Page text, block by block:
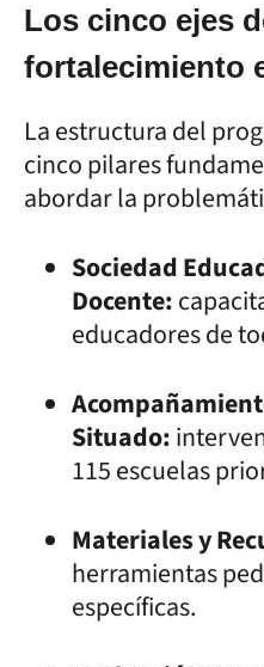
Los cinco ejes
fortalecimiento
La estructura del
cinco pilares
abordar la
Sociedad
Docente:
educadores de
Situado:
115 escuelas
Materiales y
herramientas
específicas.